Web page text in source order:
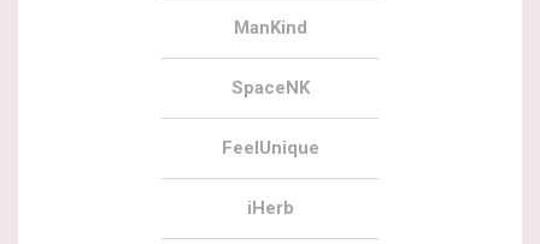
ManKind
SpaceNK
FeelUnique
iHerb